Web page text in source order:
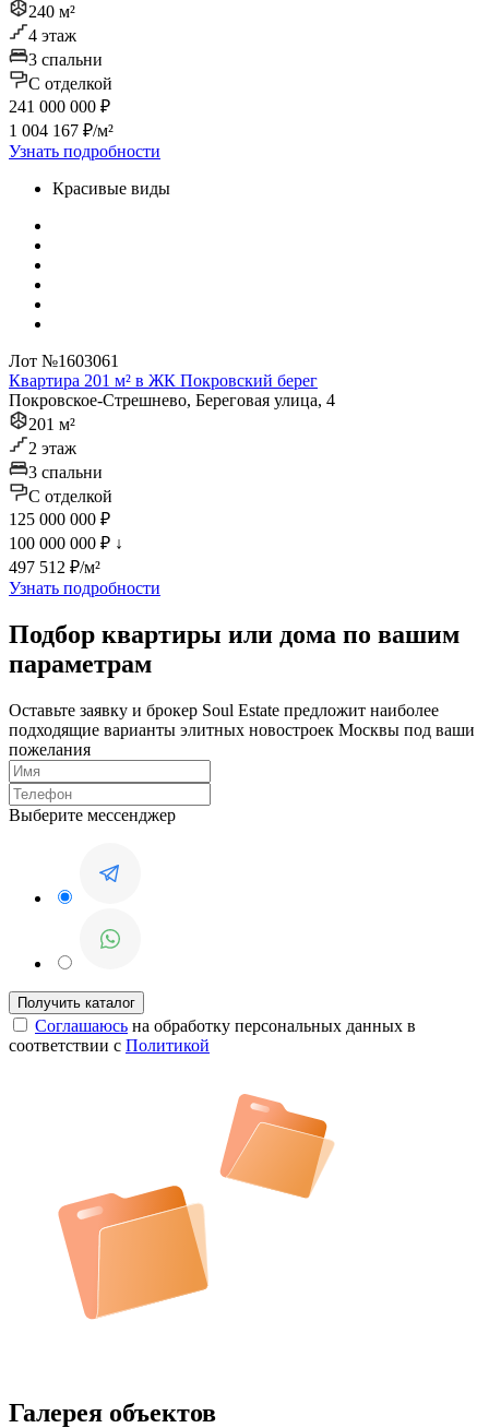
240 м²
4 этаж
3 спальни
C отделкой
241 000 000 ₽
1 004 167 ₽/м²
Узнать подробности
Красивые виды
Лот №1603061
Квартира 201 м² в ЖК Покровский берег
Покровское-Стрешнево, Береговая улица, 4
201 м²
2 этаж
3 спальни
C отделкой
125 000 000 ₽
100 000 000 ₽ ↓
497 512 ₽/м²
Узнать подробности
Подбор квартиры или дома по вашим
параметрам
Оставьте заявку и брокер Soul Estate предложит наиболее
подходящие варианты элитных новостроек Москвы под ваши
пожелания
Выберите мессенджер
Соглашаюсь на обработку персональных данных в
соответствии с Политикой
Галерея объектов